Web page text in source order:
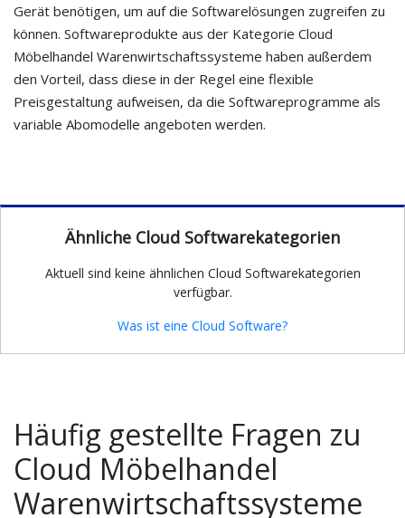
Gerät benötigen, um auf die Softwarelösungen zugreifen zu
können. Softwareprodukte aus der Kategorie Cloud
Möbelhandel Warenwirtschaftssysteme haben außerdem
den Vorteil, dass diese in der Regel eine flexible
Preisgestaltung aufweisen, da die Softwareprogramme als
variable Abomodelle angeboten werden.
Ähnliche Cloud Softwarekategorien
Aktuell sind keine ähnlichen Cloud Softwarekategorien
verfügbar.
Was ist eine Cloud Software?
Häufig gestellte Fragen zu
Cloud Möbelhandel
Warenwirtschaftssysteme